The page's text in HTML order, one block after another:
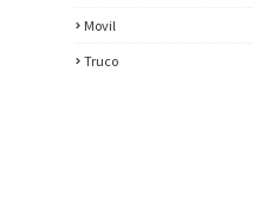
Movil
Truco